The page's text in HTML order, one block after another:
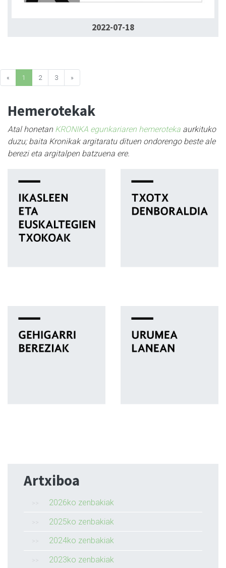
2022-07-18
« 1 2 3 »
Hemerotekak
Atal honetan KRONIKA egunkariaren hemeroteka aurkituko
duzu; baita Kronikak argitaratu dituen ondorengo beste ale
berezi eta argitalpen batzuena ere.
Artxiboa
2026ko zenbakiak
2025ko zenbakiak
2024ko zenbakiak
2023ko zenbakiak